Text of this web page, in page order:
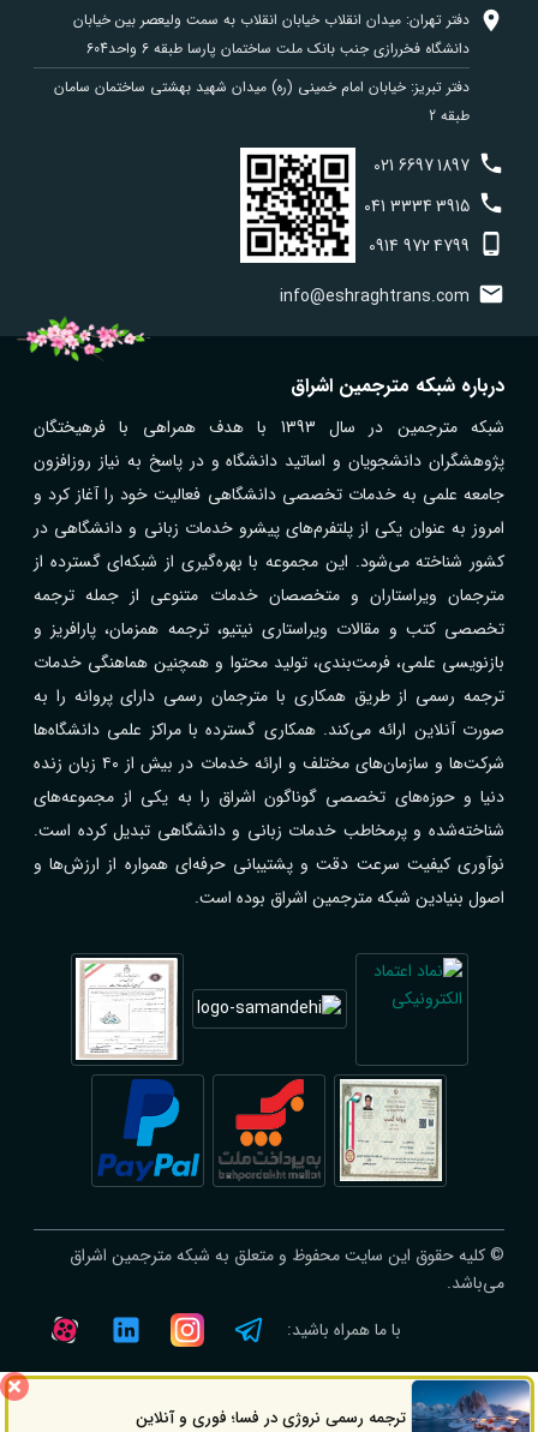
دفتر تهران: میدان انقلاب خیابان انقلاب به سمت ولیعصر بین خیابان
دانشگاه فخررازی جنب بانک ملت ساختمان پارسا طبقه 6 واحد604
دفتر تبریز: خیابان امام خمینی (ره) میدان شهید بهشتی ساختمان سامان
طبقه 2
021 66971897
041 33343915
0914 9724799
info@eshraghtrans.com
درباره شبکه مترجمین اشراق
شبکه مترجمین در سال 1393 با هدف همراهی با فرهیختگان
پژوهشگران دانشجویان و اساتید دانشگاه و در پاسخ به نیاز روزافزون
جامعه علمی به خدمات تخصصی دانشگاهی فعالیت خود را آغاز کرد و
امروز به عنوان یکی از پلتفرم‌های پیشرو خدمات زبانی و دانشگاهی در
کشور شناخته می‌شود. این مجموعه با بهره‌گیری از شبکه‌ای گسترده از
مترجمان ویراستاران و متخصصان خدمات متنوعی از جمله ترجمه
تخصصی کتب و مقالات ویراستاری نیتیو، ترجمه همزمان، پارافریز و
بازنویسی علمی، فرمت‌بندی، تولید محتوا و همچنین هماهنگی خدمات
ترجمه رسمی از طریق همکاری با مترجمان رسمی دارای پروانه را به
صورت آنلاین ارائه می‌کند. همکاری گسترده با مراکز علمی دانشگاه‌ها
شرکت‌ها و سازمان‌های مختلف و ارائه خدمات در بیش از ۴۰ زبان زنده
دنیا و حوزه‌های تخصصی گوناگون اشراق را به یکی از مجموعه‌های
شناخته‌شده و پرمخاطب خدمات زبانی و دانشگاهی تبدیل کرده است.
نوآوری کیفیت سرعت دقت و پشتیبانی حرفه‌ای همواره از ارزش‌ها و
اصول بنیادین شبکه مترجمین اشراق بوده است.
© کلیه حقوق این سایت محفوظ و متعلق به شبکه مترجمین اشراق
می‌باشد.
با ما همراه باشید:
ترجمه رسمی نروژی در فسا؛ فوری و آنلاین